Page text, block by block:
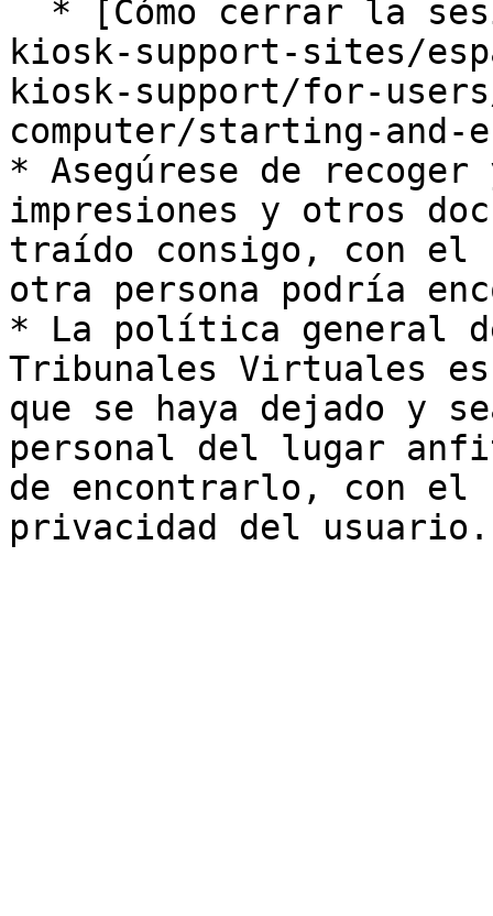
kiosk-support-sites/
kiosk-support/for-
computer/starting-and-
* Asegúrese de
impresiones y otros
traído consigo, con el
otra persona podría
* La política general
Tribunales Virtuales es
que se haya dejado y
personal del lugar
de encontrarlo, con